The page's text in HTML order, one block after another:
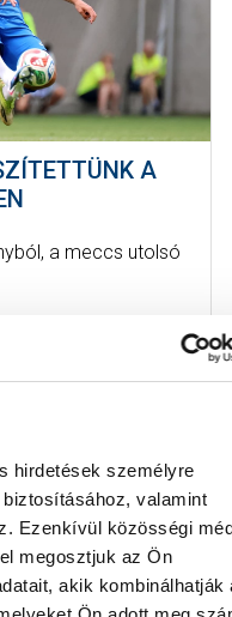
hirdetések személyre
valamint
Ezenkívül közösségi
megosztjuk az Ön
akik kombinálhatják
A
a meccs utolsó
AKADÉMIA